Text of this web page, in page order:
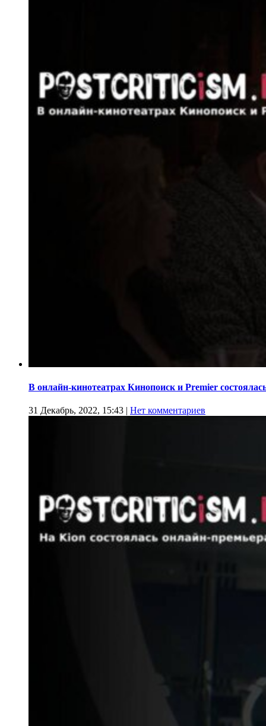
В онлайн-кинотеатрах Кинопоиск и Premier
31 Декабрь, 2022, 15:43 | Нет комментариев